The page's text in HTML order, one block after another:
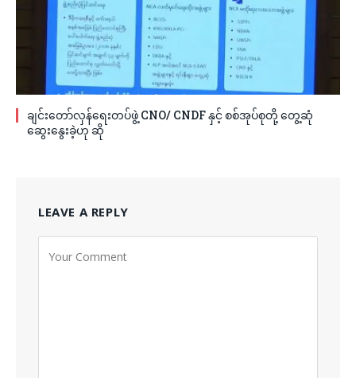
ချင်းတော်လှန်ရေးတပ်ဖွဲ့ CNO/ CNDF နှင့် စစ်အုပ်စုတို့ တွေ့ဆုံ
ဆွေးနွေးခဲ့ဟု ဆို
LEAVE A REPLY